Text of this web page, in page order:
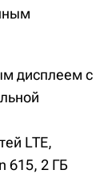
дисплеем с
LTE,
615, 2 ГБ